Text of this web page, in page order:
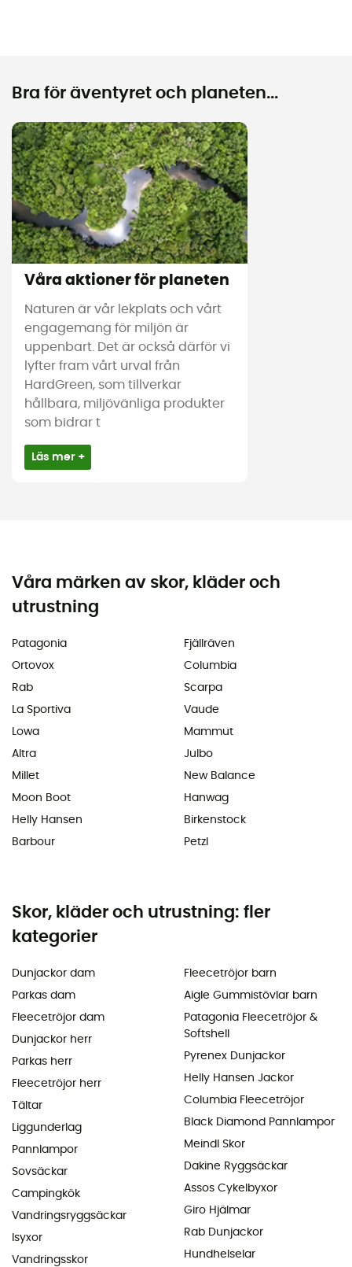
Bra för äventyret och planeten...
Våra aktioner för planeten
Naturen är vår lekplats och vårt
engagemang för miljön är
uppenbart. Det är också därför vi
lyfter fram vårt urval från
HardGreen, som tillverkar
hållbara, miljövänliga produkter
som bidrar t
Läs mer +
Våra märken av skor, kläder och
utrustning
Patagonia
Ortovox
Rab
La Sportiva
Lowa
Altra
Millet
Moon Boot
Helly Hansen
Barbour
Fjällräven
Columbia
Scarpa
Vaude
Mammut
Julbo
New Balance
Hanwag
Birkenstock
Petzl
Skor, kläder och utrustning: fler
kategorier
Dunjackor dam
Parkas dam
Fleecetröjor dam
Dunjackor herr
Parkas herr
Fleecetröjor herr
Tältar
Liggunderlag
Pannlampor
Sovsäckar
Campingkök
Vandringsryggsäckar
Isyxor
Vandringsskor
Fleecetröjor barn
Aigle Gummistövlar barn
Patagonia Fleecetröjor &
Softshell
Pyrenex Dunjackor
Helly Hansen Jackor
Columbia Fleecetröjor
Black Diamond Pannlampor
Meindl Skor
Dakine Ryggsäckar
Assos Cykelbyxor
Giro Hjälmar
Rab Dunjackor
Hundhelselar